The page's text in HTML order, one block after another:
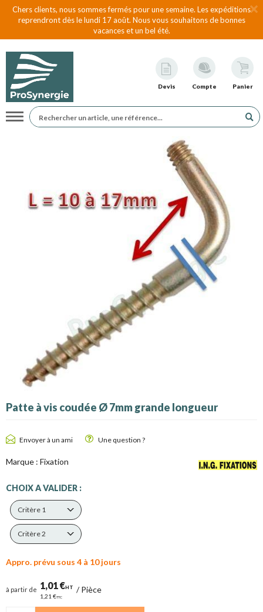
Chers clients, nous sommes fermés pour une semaine. Les expéditions
reprendront dès le lundi 17 août. Nous vous souhaitons de bonnes
vacances et un bel été.
Devis Compte Panier
Navigation
Patte à vis coudée Ø 7mm grande longueur
Envoyer à un ami Une question ?
Marque : Fixation
CHOIX A VALIDER :
Critère 1
Critère 2
Appro. prévu sous 4 à 10 jours
à partir de 1,01 €HT
1,21 €TTC
/Pièce